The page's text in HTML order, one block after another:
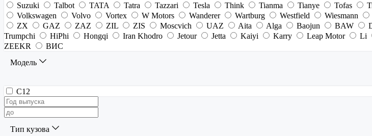
Suzuki
Talbot TATA Tatra Tazzari Tesla Think Tianma Tianye Tofas
Volkswagen
Volvo Vortex W Motors Wanderer Wartburg Westfield Wiesmann
ZX
GAZ ZAZ ZIL ZIS Moscvich UAZ Aita Alga Baojun BAW
Trumpchi
HiPhi Hongqi Iran Khodro Jetour Jetta Kaiyi Karry Leap Motor Li
ZEEKR
ВИС
Модель
C12
Тип кузова